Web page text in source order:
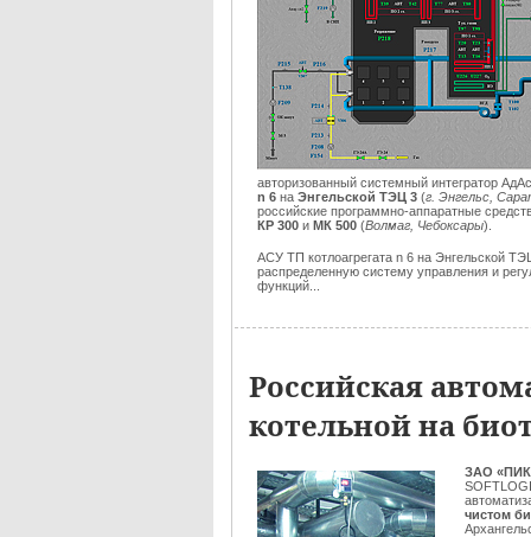
авторизованный системный интегратор
n 6 на Энгельской ТЭЦ 3 (г. Энгельс,
российские программно-аппаратные
КР 300 и МК 500 (Волмаг, Чебоксары).
АСУ ТП котлоагрегата n 6 на Энгельской
распределенную систему управления и
функций...
Российская
котельной на
ЗАО
чистом